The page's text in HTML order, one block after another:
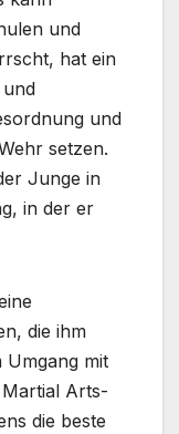
und
hat ein
und
setzen.
Junge in
in der er
die ihm
Umgang mit
Arts-
die beste